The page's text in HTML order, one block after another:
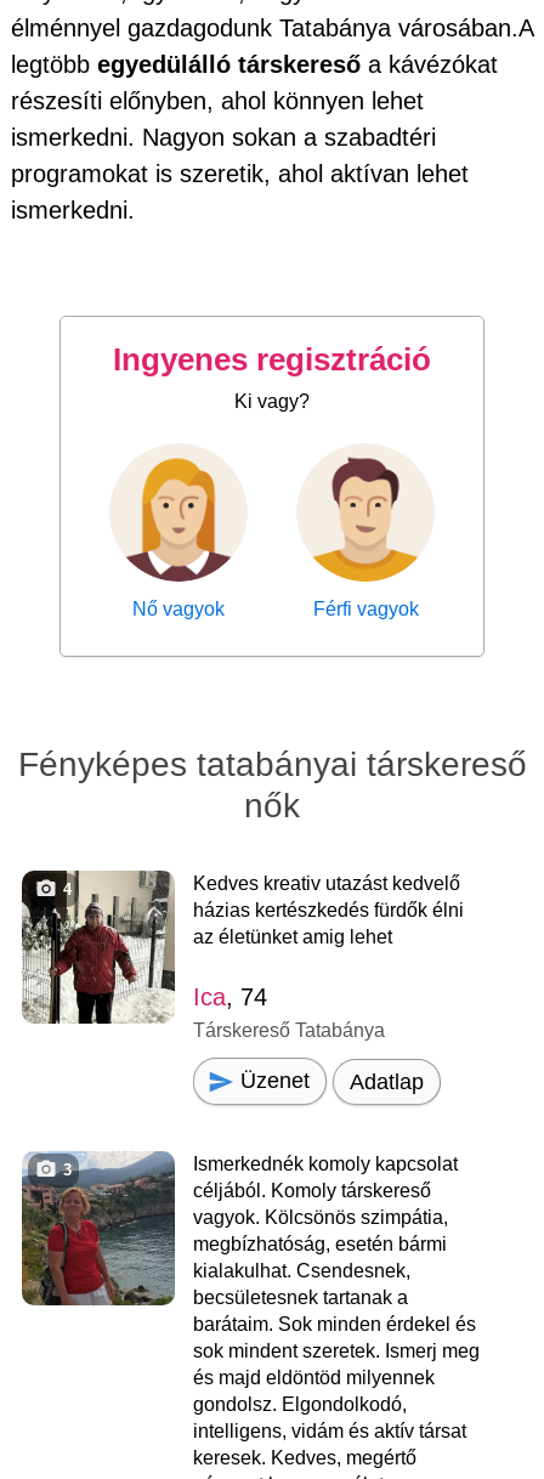
élménnyel gazdagodunk Tatabánya városában.A
legtöbb egyedülálló társkereső a kávézókat
részesíti előnyben, ahol könnyen lehet
ismerkedni. Nagyon sokan a szabadtéri
programokat is szeretik, ahol aktívan lehet
ismerkedni.
Ingyenes regisztráció
Ki vagy?
Nő vagyok Férfi vagyok
Fényképes tatabányai társkereső
nők
4
Kedves kreativ utazást kedvelő
házias kertészkedés fürdők élni
az életünket amig lehet
Ica, 74
Társkereső Tatabánya
Üzenet Adatlap
3
Ismerkednék komoly kapcsolat
céljából. Komoly társkereső
vagyok. Kölcsönös szimpátia,
megbízhatóság, esetén bármi
kialakulhat. Csendesnek,
becsületesnek tartanak a
barátaim. Sok minden érdekel és
sok mindent szeretek. Ismerj meg
és majd eldöntöd milyennek
gondolsz. Elgondolkodó,
intelligens, vidám és aktív társat
keresek. Kedves, megértő